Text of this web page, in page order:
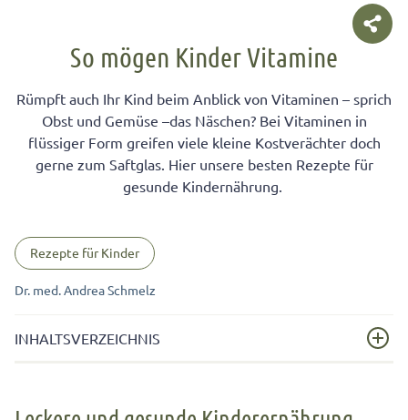
So mögen Kinder Vitamine
Rümpft auch Ihr Kind beim Anblick von Vitaminen – sprich
Obst und Gemüse –das Näschen? Bei Vitaminen in
flüssiger Form greifen viele kleine Kostverächter doch
gerne zum Saftglas. Hier unsere besten Rezepte für
gesunde Kindernährung.
Rezepte für Kinder
Dr. med. Andrea Schmelz
INHALTSVERZEICHNIS